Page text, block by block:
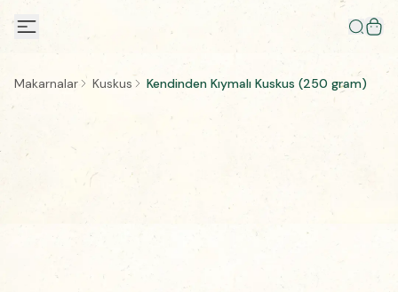
Makarnalar Kuskus Kendinden Kıymalı Kuskus (250 gram)